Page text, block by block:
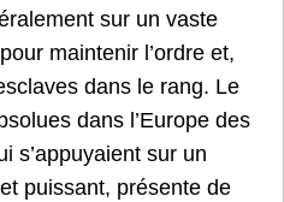
sur un vaste
maintenir l’ordre et,
dans le rang. Le
dans l’Europe des
s’appuyaient sur un
puissant, présente de